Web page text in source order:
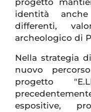
progetto
identità
differenti,
archeologico di
Nella strategia
nuovo
progetto
espositive,